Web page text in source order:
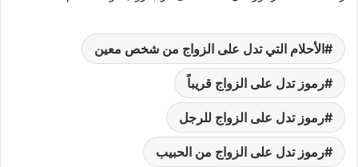
الأحلام التي تدل على الزواج من شخص معين
رموز تدل على الزواج قريباً
رموز تدل على الزواج للرجل
رموز تدل على الزواج من الحبيب